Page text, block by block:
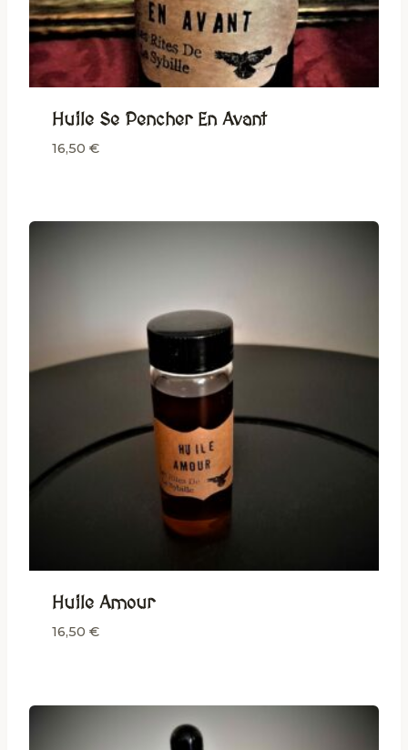
Huile Se Pencher En Avant
16,50 €
Huile Amour
16,50 €